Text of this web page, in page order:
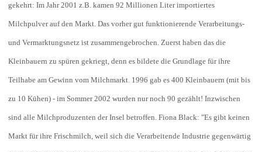
gekehrt: Im Jahr 2001 z.B. kamen 92 Millionen Liter importiertes
Milchpulver auf den Markt. Das vorher gut funktionierende Verarbeitungs-
und Vermarktungsnetz ist zusammengebrochen. Zuerst haben das die
Kleinbauern zu spüren gekriegt, denn es bildete die Grundlage für ihre
Teilhabe am Gewinn vom Milchmarkt. 1996 gab es 400 Kleinbauern (mit bis
zu 10 Kühen) - im Sommer 2002 wurden nur noch 90 gezählt! Inzwischen
sind alle Milchproduzenten der Insel betroffen. Fiona Black: "Es gibt keinen
Markt für ihre Frischmilch, weil sich die Verarbeitende Industrie gegenwärtig